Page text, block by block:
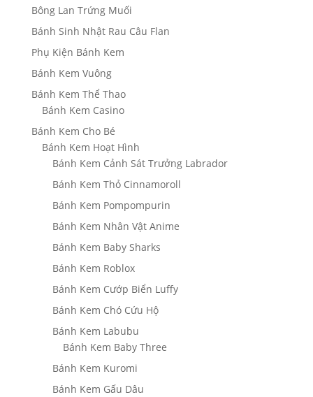
Bông Lan Trứng Muối
Bánh Sinh Nhật Rau Câu Flan
Phụ Kiện Bánh Kem
Bánh Kem Vuông
Bánh Kem Thể Thao
Bánh Kem Casino
Bánh Kem Cho Bé
Bánh Kem Hoạt Hình
Bánh Kem Cảnh Sát Trưởng Labrador
Bánh Kem Thỏ Cinnamoroll
Bánh Kem Pompompurin
Bánh Kem Nhân Vật Anime
Bánh Kem Baby Sharks
Bánh Kem Roblox
Bánh Kem Cướp Biển Luffy
Bánh Kem Chó Cứu Hộ
Bánh Kem Labubu
Bánh Kem Baby Three
Bánh Kem Kuromi
Bánh Kem Gấu Dâu